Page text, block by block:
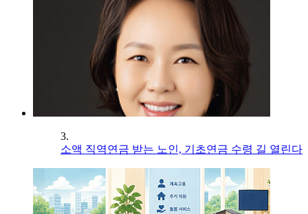
3.
소액 직역연금 받는 노인, 기초연금 수령 길 열린다